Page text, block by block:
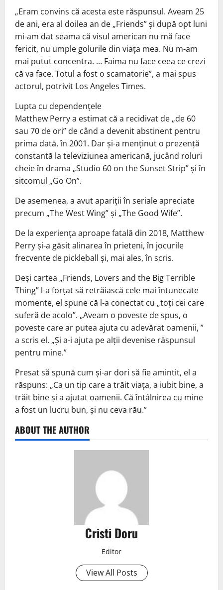
„Eram convins că acesta este răspunsul. Aveam 25
de ani, era al doilea an de „Friends” și după opt luni
mi-am dat seama că visul american nu mă face
fericit, nu umple golurile din viața mea. Nu m-am
mai putut concentra. … Faima nu face ceea ce crezi
că va face. Totul a fost o scamatorie”, a mai spus
actorul, potrivit Los Angeles Times.
Lupta cu dependențele
Matthew Perry a estimat că a recidivat de „de 60
sau 70 de ori” de când a devenit abstinent pentru
prima dată, în 2001. Dar și-a menținut o prezență
constantă la televiziunea americană, jucând roluri
cheie în drama „Studio 60 on the Sunset Strip” și în
sitcomul „Go On”.
De asemenea, a avut apariții în seriale apreciate
precum „The West Wing” și „The Good Wife”.
De la experiența aproape fatală din 2018, Matthew
Perry și-a găsit alinarea în prieteni, în jocurile
frecvente de pickleball și, mai ales, în scris.
Deși cartea „Friends, Lovers and the Big Terrible
Thing” l-a forțat să retrăiască cele mai întunecate
momente, el spune că l-a conectat cu „toți cei care
suferă de acolo”. „Aveam o poveste de spus, o
poveste care ar putea ajuta cu adevărat oamenii, ”
a scris el. „Și a-i ajuta pe alții devenise răspunsul
pentru mine.”
Presat să spună cum și-ar dori să fie amintit, el a
răspuns: „Ca un tip care a trăit viața, a iubit bine, a
trăit bine și a ajutat oamenii. Că întâlnirea cu mine
a fost un lucru bun, și nu ceva rău.”
ABOUT THE AUTHOR
Cristi Doru
Editor
View All Posts